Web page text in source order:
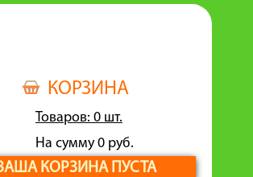
КОРЗИНА
Товаров: 0 шт.
На сумму 0 руб.
КОРЗИНА ПУСТА